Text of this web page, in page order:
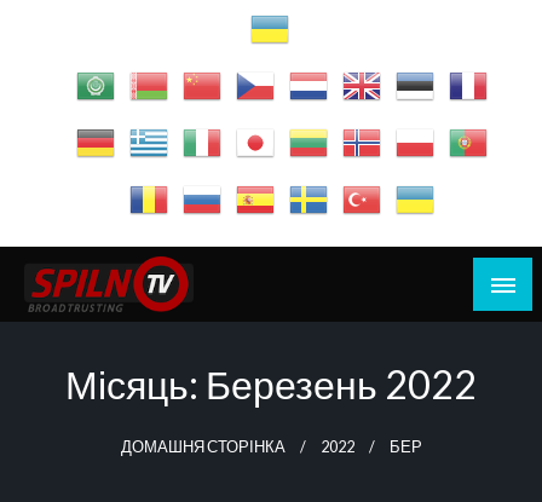
Дивись Думай Дій
Місяць: Березень 2022
ДОМАШНЯ СТОРІНКА 2022 БЕР